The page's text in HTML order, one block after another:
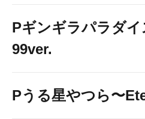
Pギンギラパラダ
99ver.
Pうる星やつら〜